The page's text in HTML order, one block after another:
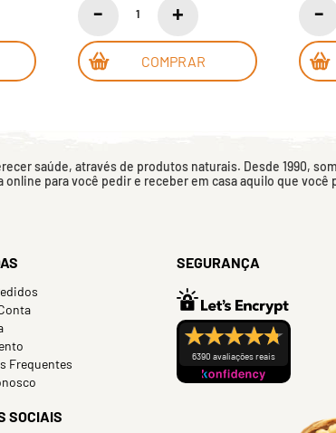
COMPRAR
saúde, através de produtos naturais. Desde 1990,
para você pedir e receber em casa aquilo que você
Frequentes
SOCIAIS
SEGURANÇA
6390 avaliações reais